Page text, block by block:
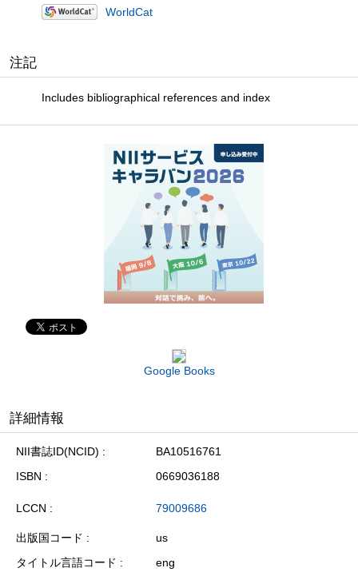
WorldCat
注記
Includes bibliographical references and index
Google Books
詳細情報
NII書誌ID(NCID)
BA10516761
ISBN
0669036188
LCCN 79009686
出版国コード
us
タイトル言語コード
eng